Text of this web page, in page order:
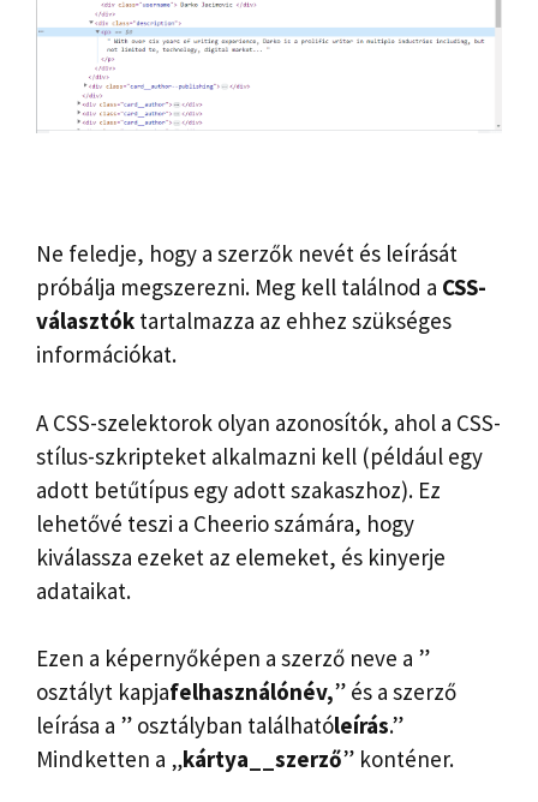
Ne feledje, hogy a szerzők nevét és leírását
próbálja megszerezni. Meg kell találnod a CSS-
választók tartalmazza az ehhez szükséges
információkat.
A CSS-szelektorok olyan azonosítók, ahol a CSS-
stílus-szkripteket alkalmazni kell (például egy
adott betűtípus egy adott szakaszhoz). Ez
lehetővé teszi a Cheerio számára, hogy
kiválassza ezeket az elemeket, és kinyerje
adataikat.
Ezen a képernyőképen a szerző neve a ”
osztályt kapjafelhasználónév,” és a szerző
leírása a ” osztályban találhatóleírás.”
Mindketten a „kártya__szerző” konténer.